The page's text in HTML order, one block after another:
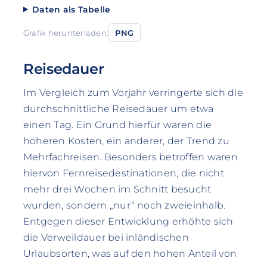
Daten als Tabelle
Grafik herunterladen: PNG
Reisedauer
Im Vergleich zum Vorjahr verringerte sich die
durchschnittliche Reisedauer um etwa
einen Tag. Ein Grund hierfür waren die
höheren Kosten, ein anderer, der Trend zu
Mehrfachreisen. Besonders betroffen waren
hiervon Fernreisedestinationen, die nicht
mehr drei Wochen im Schnitt besucht
wurden, sondern „nur“ noch zweieinhalb.
Entgegen dieser Entwicklung erhöhte sich
die Verweildauer bei inländischen
Urlaubsorten, was auf den hohen Anteil von